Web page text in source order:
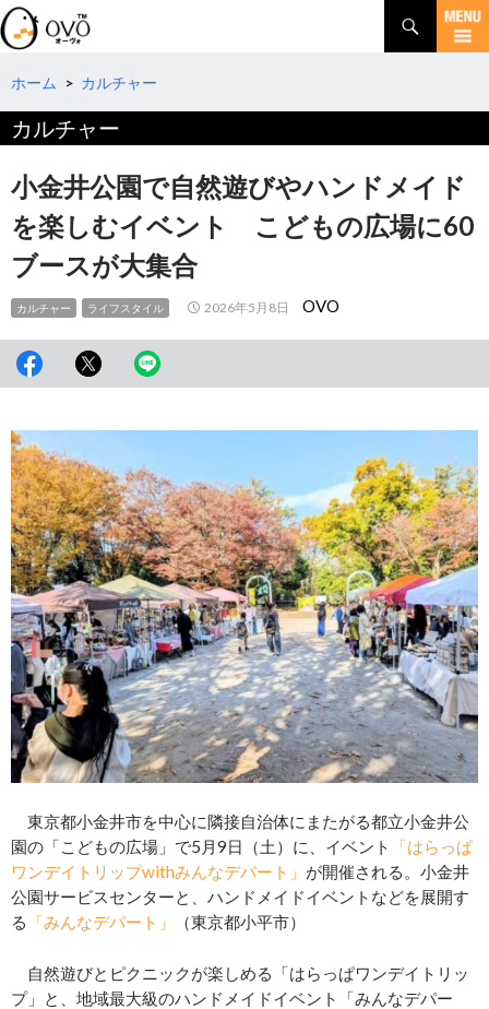
検
索
コ
テ
ツ
へ
動
ホーム > カルチャー
カルチャー
小金井公園で自然遊びやハンドメイド
を楽しむイベント こどもの広場に60
ブースが大集合
カルチャー ライフスタイル 2026年5月8日 OVO
東京都小金井市を中心に隣接自治体にまたがる都立小金井公
園の「こどもの広場」で5月9日（土）に、イベント
「はらっぱ
ワンデイトリップwithみんなデパート」 が開催される。小金井
公園サービスセンターと、ハンドメイドイベントなどを展開す
る
「みんなデパート」 （東京都小平市）
自然遊びとピクニックが楽しめる「はらっぱワンデイトリッ
プ」と、地域最大級のハンドメイドイベント「みんなデパー